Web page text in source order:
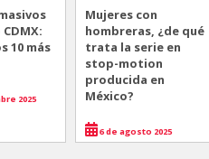
10 más
2025
Mujeres con
hombreras, ¿de qué
trata la serie en
stop-motion
producida en
México?
6 de agosto 2025